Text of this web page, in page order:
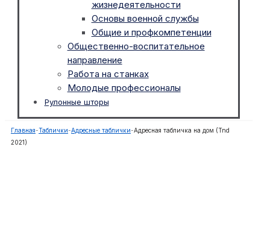
жизнедеятельности
Основы военной службы
Общие и профкомпетенции
Общественно-воспитательное
направление
Работа на станках
Молодые профессионалы
Рулонные шторы
Главная-Таблички-Адресные таблички-Адресная табличка на дом (Tnd
2021)